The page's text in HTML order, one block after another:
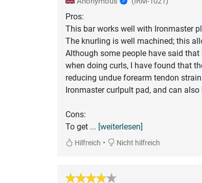
Pros:
This bar works well with Ironmaster
The knurling is well machined; this
Although some people have said
when doing curls, I have found that
reducing undue forearm tendon
Ironmaster curlpult pad, and can
Cons:
To get ... [weiterlesen]
Hilfreich • Nicht hilfreich